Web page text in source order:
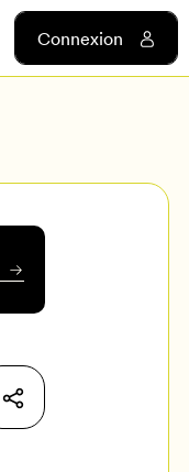
Connexion